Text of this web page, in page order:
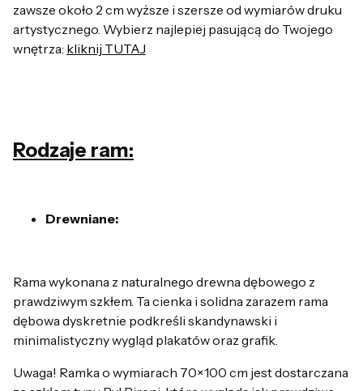
zawsze około 2 cm wyższe i szersze od wymiarów druku
artystycznego. Wybierz najlepiej pasującą do Twojego
wnętrza: kliknij TUTAJ
Rodzaje ram:
Drewniane:
Rama wykonana z naturalnego drewna dębowego z
prawdziwym szkłem. Ta cienka i solidna zarazem rama
dębowa dyskretnie podkreśli skandynawski i
minimalistyczny wygląd plakatów oraz grafik.
Uwaga! Ramka o wymiarach 70×100 cm jest dostarczana